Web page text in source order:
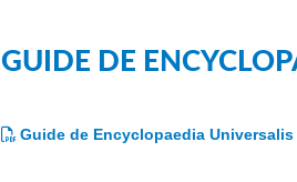
GUIDE DE
Guide de Encyclopaedia Universalis